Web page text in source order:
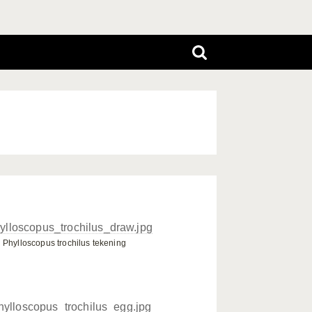
Phylloscopus trochilus tekening